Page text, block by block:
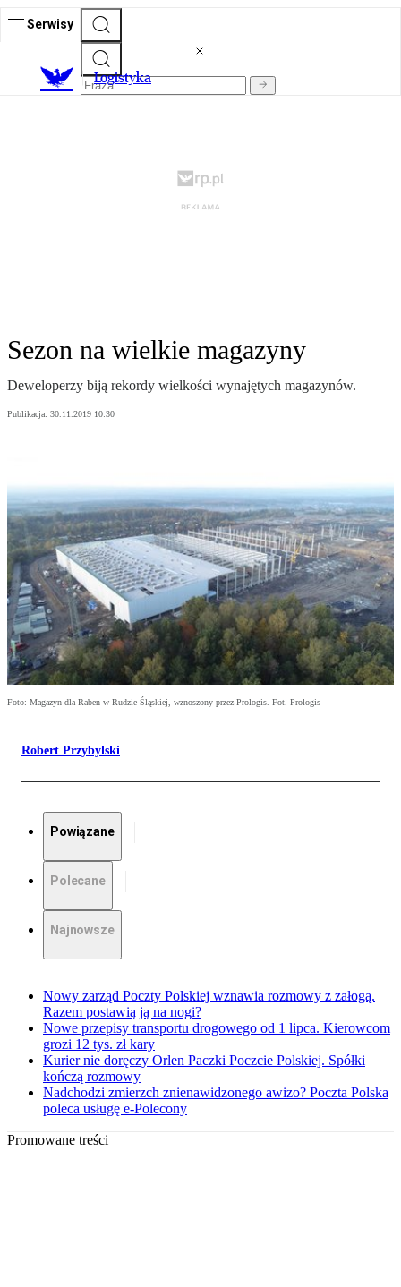
Serwisy
Logistyka
Sezon na wielkie magazyny
Deweloperzy biją rekordy wielkości wynajętych magazynów.
Publikacja: 30.11.2019 10:30
Foto: Magazyn dla Raben w Rudzie Śląskiej, wznoszony przez Prologis. Fot. Prologis
Robert Przybylski
Powiązane
Polecane
Najnowsze
Nowy zarząd Poczty Polskiej wznawia rozmowy z załogą.
Razem postawią ją na nogi?
Nowe przepisy transportu drogowego od 1 lipca. Kierowcom
grozi 12 tys. zł kary
Kurier nie doręczy Orlen Paczki Poczcie Polskiej. Spółki
kończą rozmowy
Nadchodzi zmierzch znienawidzonego awizo? Poczta Polska
poleca usługę e-Polecony
Promowane treści